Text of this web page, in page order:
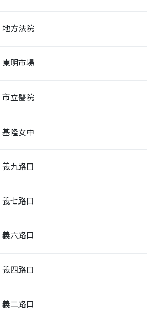
地方法院
東明市場
市立醫院
基隆女中
義九路口
義七路口
義六路口
義四路口
義二路口